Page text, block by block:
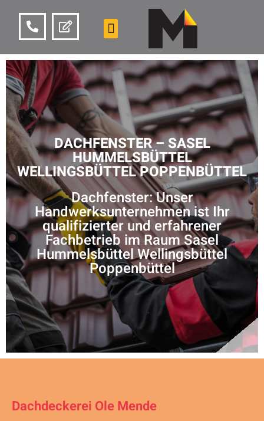
DACHFENSTER – SASEL
HUMMELSBÜTTEL
WELLINGSBÜTTEL POPPENBÜTTEL
Dachfenster: Unser
Handwerksunternehmen ist Ihr
qualifizierter und erfahrener
Fachbetrieb im Raum Sasel
Hummelsbüttel Wellingsbüttel
Poppenbüttel
Dachdeckerei Ole Mende